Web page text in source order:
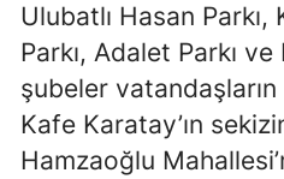
Ulubatlı Hasan
Parkı, Adalet Parkı
şubeler
Kafe Karatay’ın
Hamzaoğlu